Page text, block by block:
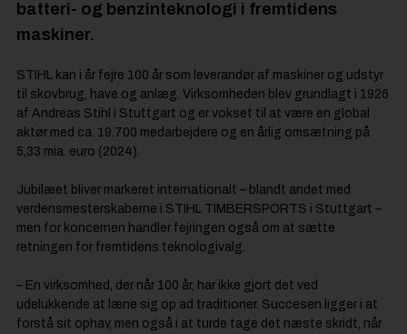
batteri- og benzinteknologi i fremtidens
maskiner.
STIHL kan i år fejre 100 år som leverandør af maskiner og udstyr
til skovbrug, have og anlæg. Virksomheden blev grundlagt i 1926
af Andreas Stihl i Stuttgart og er vokset til at være en global
aktør med ca. 19.700 medarbejdere og en årlig omsætning på
5,33 mia. euro (2024).
Jubilæet bliver markeret internationalt – blandt andet med
verdensmesterskaberne i STIHL TIMBERSPORTS i Stuttgart –
men for koncernen handler fejringen også om at sætte
retningen for fremtidens teknologivalg.
– En virksomhed, der når 100 år, har ikke gjort det ved
udelukkende at læne sig op ad traditioner. Succesen ligger i at
forstå sit ophav, men også i at turde tage det næste skridt, når